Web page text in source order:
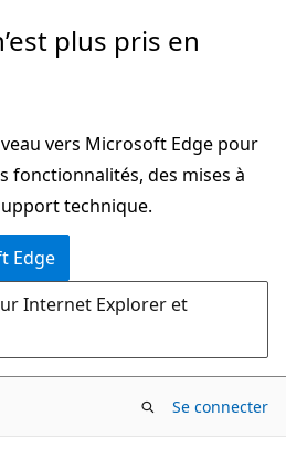
plus pris en
vers Microsoft Edge pour
fonctionnalités, des mises à
technique.
Edge
Internet Explorer et
Se connecter